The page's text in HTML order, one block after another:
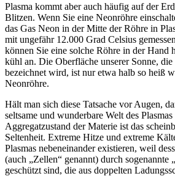
Plasma kommt aber auch häufig auf der
Blitzen. Wenn Sie eine Neonröhre
das Gas Neon in der Mitte der Röhre in
mit ungefähr 12.000 Grad Celsius
können Sie eine solche Röhre in der Hand
kühl an. Die Oberfläche unserer Sonne, die
bezeichnet wird, ist nur etwa halb so heiß
Neonröhre.
Hält man sich diese Tatsache vor Augen,
seltsame und wunderbare Welt des
Aggregatzustand der Materie ist das
Seltenheit. Extreme Hitze und extreme
Plasmas nebeneinander existieren, weil
(auch „Zellen“ genannt) durch sogenannte
geschützt sind, die aus doppelten